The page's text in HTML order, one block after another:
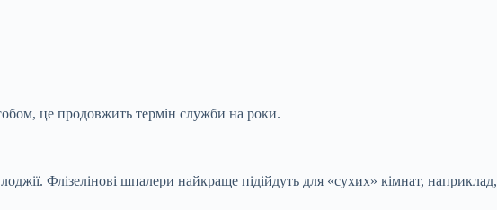
це продовжить термін служби на роки.
Флізелінові шпалери найкраще підійдуть для «сухих» кімнат, наприклад,